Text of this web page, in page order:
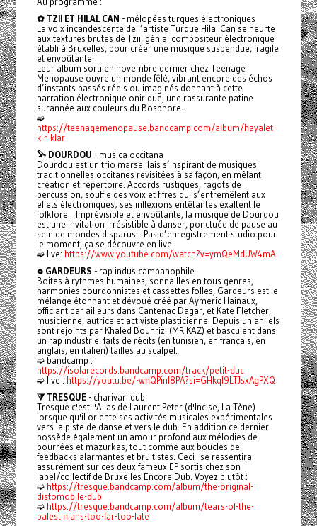
✿ TZII ET HILAL CAN - mélopées turques électroniques
La voix incandescente de l’artiste Turque Hilal Can se heurte
aux textures brutes de Tzii, génial compositeur électronique
établi à Bruxelles, pour créer une musique suspendue, fragile
et envoûtante.
Leur album sorti en novembre dernier chez Teenage
Menopause ouvre un monde fêlé, vibrant encore des échos
d’instants passés réels ou imaginés donnant à cette
narration électronique onirique, une rassurante patine
surannée aux couleurs du Bosphore.
➫
https://teenagemenopause.bandcamp.com/album/hayalet-
k-r-klar
𓅩 DOURDOU - musica occitana
Dourdou est un trio marseillais s’inspirant de musiques
traditionnelles occitanes revisitées à sa façon, en mêlant
création et répertoire. Accords rustiques, ragots de
percussion, souffle des voix et fifres qui s’entremêlent aux
effets électroniques; ses inflexions entêtantes exaltent le
folklore. Imprévisible et envoûtante, la musique de Dourdou
est une invitation irrésistible à danser, ponctuée de pause au
sein de mondes disparus. Pas d’enregistrement studio pour
le moment, ça se découvre en live.
➫ live: https://www.youtube.com/watch?v=ymQeMdUW4mA
𖦹 GARDEURS - rap indus campanophile
Boites à rythmes humaines, sonnailles en tous genres,
harmonies bourdonnistes et cassettes folles, Gardeurs est le
mélange étonnant et dévoué créé par Aymeric Hainaux,
officiant par ailleurs dans Cantenac Dagar, et Kate Fletcher,
musicienne, autrice et activiste plasticienne. Depuis un an iels
sont rejoints par Khaled Bouhrizi (MR KAZ) et basculent dans
un rap industriel faits de récits (en tunisien, en français, en
anglais, en italien) taillés au scalpel.
➫ bandcamp :
https://isolarecords.bandcamp.com/track/petit-duc
➫ live : https://youtu.be/-wnQPinl8PA?si=GHkql9LTJsxAgPXQ
⧩ TRESQUE- charivari dub
Tresque c'est l'Alias de Laurent Peter (d'Incise, La Tène)
lorsque qu'il oriente ses activités musicales expérimentales
vers la piste de danse et vers le dub. En addition ce dernier
possède également un amour profond aux mélodies de
bourrées et mazurkas, tout comme aux boucles de
feedbacks alarmantes et bruitistes. Ceci se ressentira
assurément sur ces deux fameux EP sortis chez son
label/collectif de Bruxelles Encore Dub. Voyez plutôt :
➫ https://tresque.bandcamp.com/album/the-original-
distomobile-dub
➫ https://tresque.bandcamp.com/album/tears-of-the-
palestinians-too-far-too-late